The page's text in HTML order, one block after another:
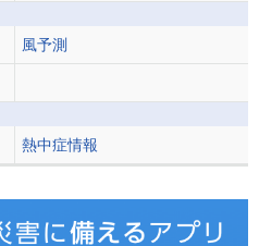
風予測
熱中症情報